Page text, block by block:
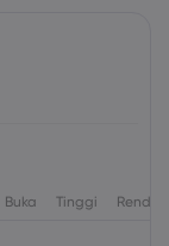
Buka Tinggi Rendah